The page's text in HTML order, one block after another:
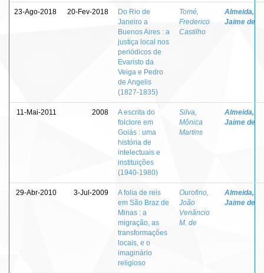
23-Ago-2018 20-Fev-2018
Do Rio de
Janeiro a
Buenos Aires : a
justiça local nos
periódicos de
Evaristo da
Veiga e Pedro
de Angelis
(1827-1835)
Tomé,
Frederico
Castilho
Almeida,
Jaime de
11-Mai-2011 2008
A escrita do
folclore em
Goiás : uma
história de
intelectuais e
instituições
(1940-1980)
Silva,
Mônica
Martins
Almeida,
Jaime de
29-Abr-2010 3-Jul-2009
A folia de reis
em São Braz de
Minas : a
migração, as
transformações
locais, e o
imaginário
religioso
Ourofino,
João
Venâncio
M. de
Almeida,
Jaime de